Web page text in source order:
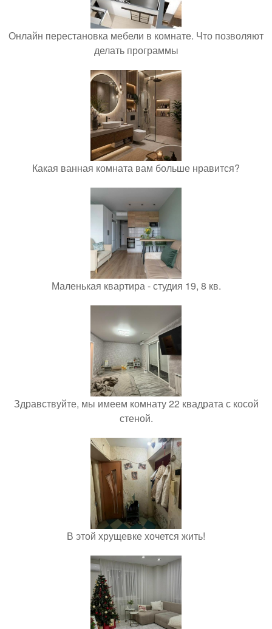
Онлайн перестановка мебели в комнате. Что позволяют
делать программы
Какая ванная комната вам больше нравится?
Маленькая квартира - студия 19, 8 кв.
Здравствуйте, мы имеем комнату 22 квадрата с косой
стеной.
В этой хрущевке хочется жить!